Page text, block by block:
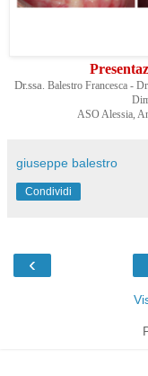
Dr.ssa . Balestro Francesca -
ASO Alessia,
giuseppe balestro
Condividi
‹